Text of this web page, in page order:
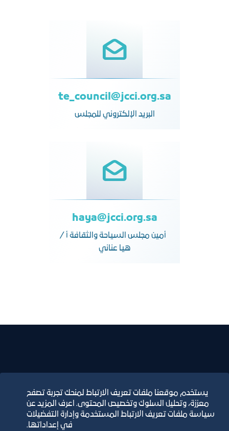
te_council@jcci.org.sa
البريد الإلكتروني للمجلس
haya@jcci.org.sa
أمين مجلس السياحة والثقافة أ /
هيا عناني
التقارير السنوية
يستخدم موقعنا ملفات تعريف الارتباط لمنحك تجربة تصفح
معززة، وتحليل السلوك وتخصيص المحتوى. اعرف المزيد عن
سياسة ملفات تعريف الارتباط المستخدمة وإدارة التفضيلات
في إعداداتها.